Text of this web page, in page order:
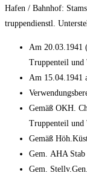
Hafen / Bahnhof:
truppendienstl.
Am 20.03.1941
Truppenteil und
Am 15.04.1941
Gemäß OKH.
Truppenteil und
Gemäß
Gem. AHA
Gem.